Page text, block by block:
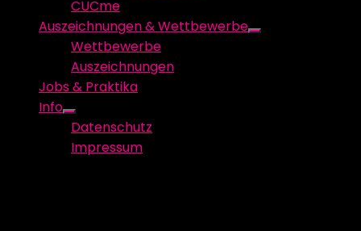
CUCme
Auszeichnungen & Wettbewerbe
Show
Wettbewerbe
Auszeichnungen
Jobs & Praktika
Info
Show
sub
menu
Datenschutz
Impressum